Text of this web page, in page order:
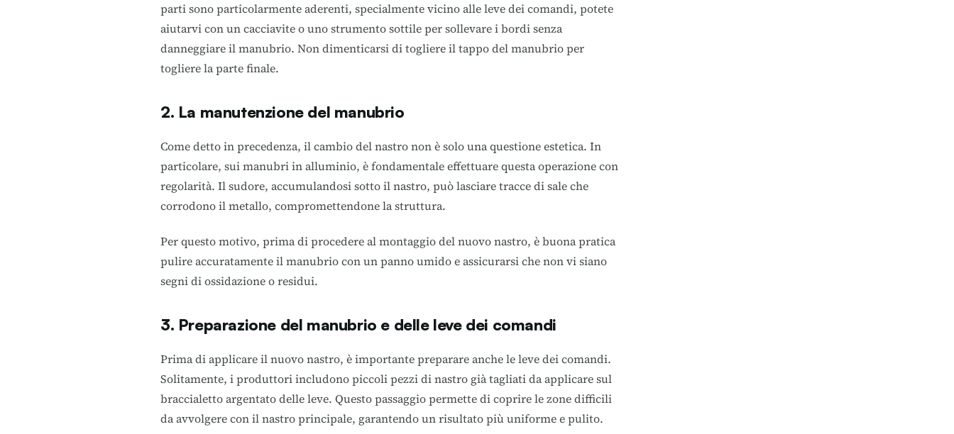
parti sono particolarmente aderenti, specialmente vicino alle leve dei comandi, potete
aiutarvi con un cacciavite o uno strumento sottile per sollevare i bordi senza
danneggiare il manubrio. Non dimenticarsi di togliere il tappo del manubrio per
togliere la parte finale.
2. La manutenzione del manubrio
Come detto in precedenza, il cambio del nastro non è solo una questione estetica. In
particolare, sui manubri in alluminio, è fondamentale effettuare questa operazione con
regolarità. Il sudore, accumulandosi sotto il nastro, può lasciare tracce di sale che
corrodono il metallo, compromettendone la struttura.
Per questo motivo, prima di procedere al montaggio del nuovo nastro, è buona pratica
pulire accuratamente il manubrio con un panno umido e assicurarsi che non vi siano
segni di ossidazione o residui.
3. Preparazione del manubrio e delle leve dei comandi
Prima di applicare il nuovo nastro, è importante preparare anche le leve dei comandi.
Solitamente, i produttori includono piccoli pezzi di nastro già tagliati da applicare sul
braccialetto argentato delle leve. Questo passaggio permette di coprire le zone difficili
da avvolgere con il nastro principale, garantendo un risultato più uniforme e pulito.